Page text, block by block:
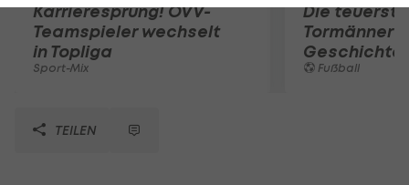
Karrieresprung! ÖVV-
Teamspieler wechselt
in Topliga
Sport-Mix
Die
Tormänner
Geschichte
Fußball
TEILEN